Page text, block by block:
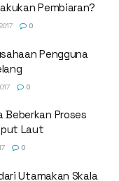
Pembiaran?
0
Pengguna
0
Beberkan Proses
Laut
0
Utamakan Skala